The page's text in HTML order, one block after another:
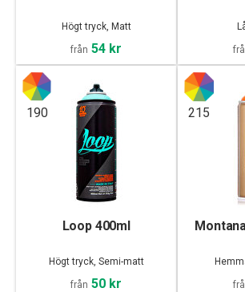
Högt tryck, Matt
från 54 kr
190
Loop 400ml
Högt tryck, Semi-matt
från 50 kr
215